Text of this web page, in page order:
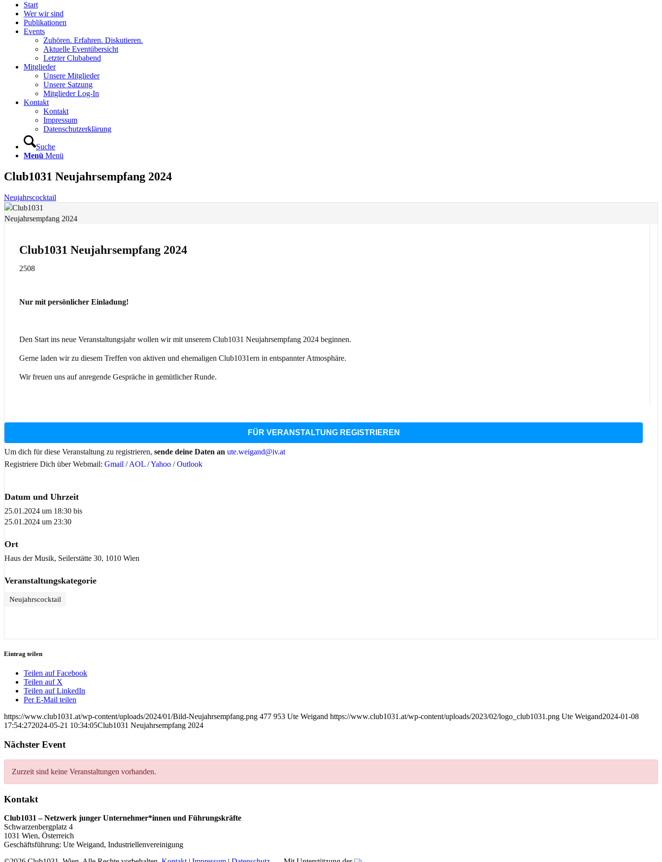
Start
Wer wir sind
Publikationen
Events
Zuhören. Erfahren. Diskutieren.
Aktuelle Eventübersicht
Letzter Clubabend
Mitglieder
Unsere Mitglieder
Unsere Satzung
Mitglieder Log-In
Kontakt
Kontakt
Impressum
Datenschutzerklärung
Suche
Menü Menü
Club1031 Neujahrsempfang 2024
Neujahrscocktail
Club1031 Neujahrsempfang 2024
2508
Nur mit persönlicher Einladung!
Den Start ins neue Veranstaltungsjahr wollen wir mit unserem Club1031 Neujahrsempfang 2024 beginnen.
Gerne laden wir zu diesem Treffen von aktiven und ehemaligen Club1031ern in entspannter Atmosphäre.
Wir freuen uns auf anregende Gespräche in gemütlicher Runde.
FÜR VERANSTALTUNG REGISTRIEREN
Um dich für diese Veranstaltung zu registrieren, sende deine Daten an ute.weigand@iv.at
Registriere Dich über Webmail: Gmail /AOL /Yahoo /Outlook
Datum und Uhrzeit
25.01.2024 um 18:30 bis
25.01.2024 um 23:30
Ort
Haus der Musik, Seilerstätte 30, 1010 Wien
Veranstaltungskategorie
Neujahrscocktail
Eintrag teilen
Teilen auf Facebook
Teilen auf X
Teilen auf LinkedIn
Per E-Mail teilen
https://www.club1031.at/wp-content/uploads/2024/01/Bild-Neujahrsempfang.png 477 953 Ute Weigand https://www.club1031.at/wp-content/uploads/2023/02/logo_club1031.png Ute Weigand2024-01-08
17:54:272024-05-21 10:34:05Club1031 Neujahrsempfang 2024
Nächster Event
Zurzeit sind keine Veranstaltungen vorhanden.
Kontakt
Club1031 – Netzwerk junger Unternehmer*innen und Führungskräfte
Schwarzenbergplatz 4
1031 Wien, Österreich
Geschäftsführung: Ute Weigand, Industriellenvereinigung